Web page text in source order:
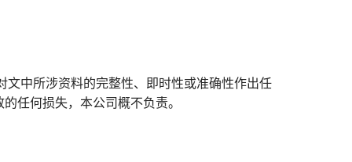
中所涉资料的完整性、即时性或准确性作出任
任何损失，本公司概不负责。